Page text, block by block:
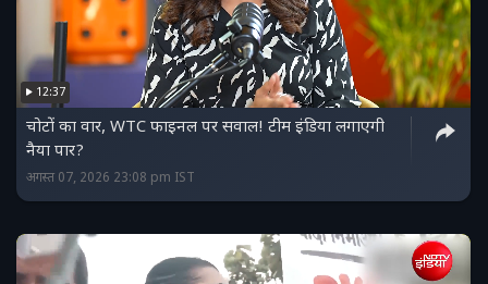
12:37
चोटों का वार, WTC फाइनल पर सवाल! टीम इंडिया लगाएगी
नैया पार?
अगस्त 07, 2026 23:08 pm IST